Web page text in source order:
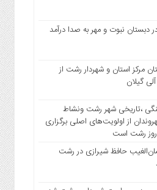
نبوت و مهر به صدا درآمد
مرکز استان و شهردار رشت از
گیلان
،تاریخی شهر رشت ونشاط
از اولویت‌های اصلی برگزاری
روز رشت است
حافظ شیرازی در رشت